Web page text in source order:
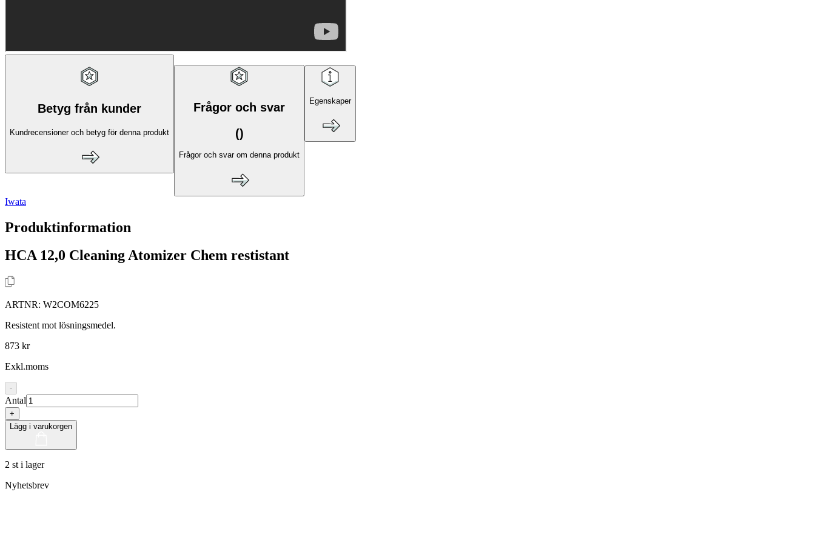
Betyg från kunder
Kundrecensioner och betyg för denna produkt
Frågor och svar
()
Frågor och svar om denna produkt
Egenskaper
Iwata
Produktinformation
HCA 12,0 Cleaning Atomizer Chem restistant
ARTNR: W2COM6225
Resistent mot lösningsmedel.
873 kr
Exkl.moms
-
Antal
+
Lägg i varukorgen
2 st i lager
Nyhetsbrev